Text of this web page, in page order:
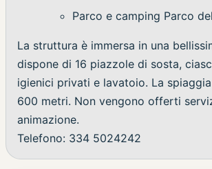
Parco e camping Parco
La struttura è immersa in una
dispone di 16 piazzole di sosta,
igienici privati e lavatoio. La
600 metri. Non vengono offerti
animazione.
Telefono: 334 5024242